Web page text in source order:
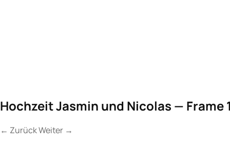
Hochzeit Jasmin und Nicolas — Frame
← ZurückWeiter →